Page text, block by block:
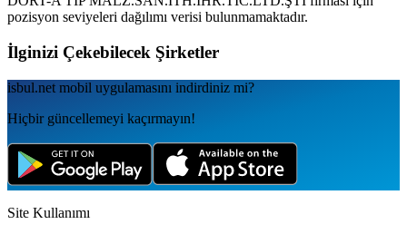
pozisyon seviyeleri dağılımı verisi bulunmamaktadır.
İlginizi Çekebilecek Şirketler
isbul.net mobil uygulamаsını indirdiniz mi?
Hiçbir güncellemeyi kaçırmayın!
Site Kullanımı